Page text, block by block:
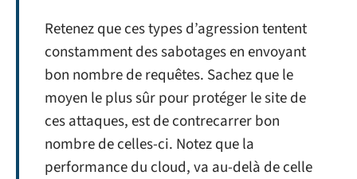
Retenez que ces types d’agression tentent
constamment des sabotages en envoyant
bon nombre de requêtes. Sachez que le
moyen le plus sûr pour protéger le site de
ces attaques, est de contrecarrer bon
nombre de celles-ci. Notez que la
performance du cloud, va au-delà de celle